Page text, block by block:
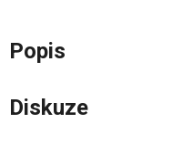
Popis
Diskuze